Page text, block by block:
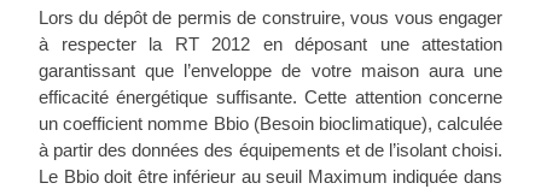
Lors du dépôt de permis de construire, vous vous engager
à respecter la RT 2012 en déposant une attestation
garantissant que l’enveloppe de votre maison aura une
efficacité énergétique suffisante. Cette attention concerne
un coefficient nomme Bbio (Besoin bioclimatique), calculée
à partir des données des équipements et de l’isolant choisi.
Le Bbio doit être inférieur au seuil Maximum indiquée dans